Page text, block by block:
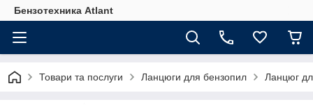
Бензотехника Atlant
Товари та послуги Ланцюги для бензопил Ланцюг